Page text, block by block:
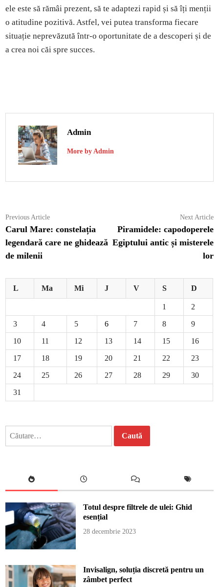
ele este să rămâi prezent, să te adaptezi rapid și să îți menții
o atitudine pozitivă. Astfel, vei putea transforma fiecare
situație neprevăzută într-o oportunitate de a descoperi și de
a crea noi căi spre succes.
Admin
More by Admin
Navigare
în
articole
Previous ArticlePrevious
article:
Carul Mare: constelația
legendară care ne ghidează
de milenii
Next Article
Piramidele: capodoperele
Egiptului antic și misterele
lor
L Ma Mi J V S D
1 2
3 4 5 6 7 8 9
10 11 12 13 14 15 16
17 18 19 20 21 22 23
24 25 26 27 28 29 30
31
Totul despre filtrele de ulei: Ghid
esențial
28 decembrie 2023
Invisalign, soluția discretă pentru un
zâmbet perfect